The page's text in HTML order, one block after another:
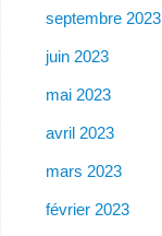
septembre 2023
juin 2023
mai 2023
avril 2023
mars 2023
février 2023